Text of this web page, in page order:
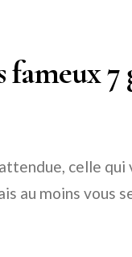
fameux 7
celle
au moins vous